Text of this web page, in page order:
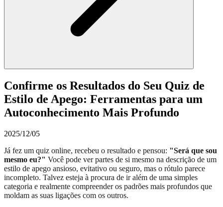
Confirme os Resultados do Seu Quiz de
Estilo de Apego: Ferramentas para um
Autoconhecimento Mais Profundo
2025/12/05
Já fez um quiz online, recebeu o resultado e pensou: "Será que sou
mesmo eu?" Você pode ver partes de si mesmo na descrição de um
estilo de apego ansioso, evitativo ou seguro, mas o rótulo parece
incompleto. Talvez esteja à procura de ir além de uma simples
categoria e realmente compreender os padrões mais profundos que
moldam as suas ligações com os outros.